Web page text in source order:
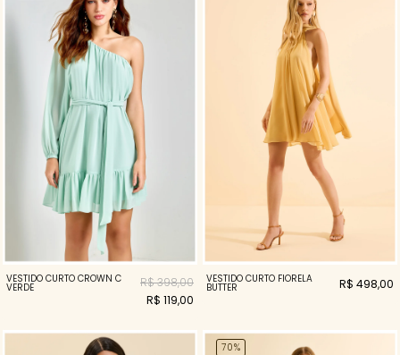
VESTIDO CURTO CROWN C
VERDE
R$ 398,00
R$ 119,00
VESTIDO CURTO FIORELA
BUTTER R$ 498,00
70%